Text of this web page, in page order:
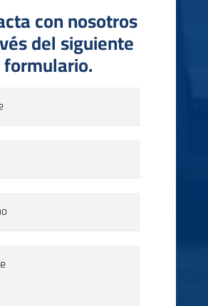
con nosotros
del siguiente
formulario.